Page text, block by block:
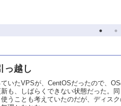
っ越し
いたVPSが、CentOSだったので、
も、しばらくできない状態だった。
うことも考えていたのだが、ディス